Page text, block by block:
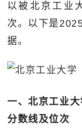
以被北京工业
次。以下是
据。
一、北京工业
分数线及位次